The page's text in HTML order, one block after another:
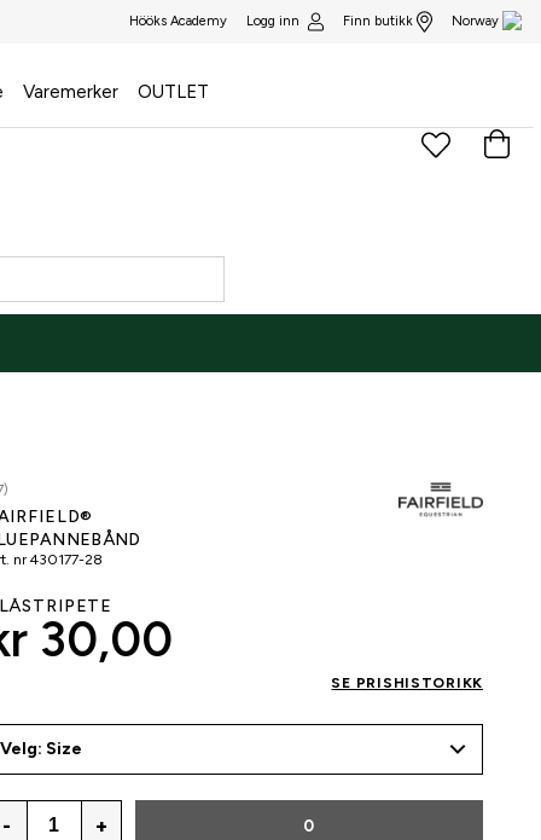
Hööks Academy Logg inn Finn butikk Norway
Varemerker OUTLET
nr 430177-28
30,00
SE PRISHISTORIKK
Velg: Size
- + 0